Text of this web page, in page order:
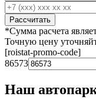
*Сумма расчета
Точную цену
[roistat-promo-code]
86573
Наш